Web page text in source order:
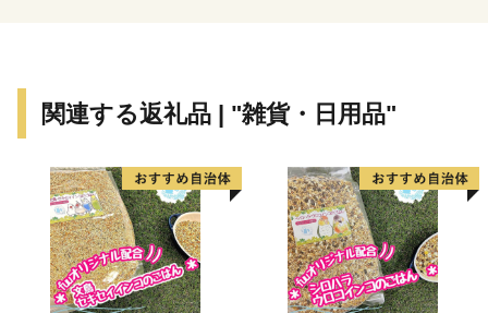
関連する返礼品 | "雑貨・日用品"